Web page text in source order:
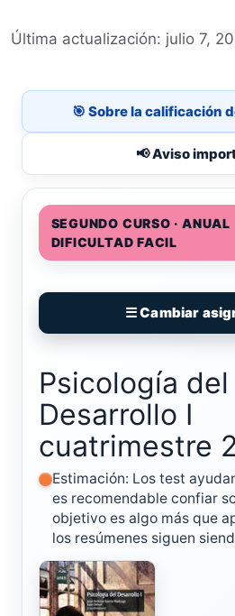
julio 7,
🎯 Sobre la calificación
📢 Aviso
SEGUNDO CURSO · ANUAL
DIFICULTAD FACIL
☰ Cambiar
Psicología del
Desarrollo I
cuatrimestre 2
Estimación: Los test
es recomendable confiar
objetivo es algo más que
los resúmenes siguen